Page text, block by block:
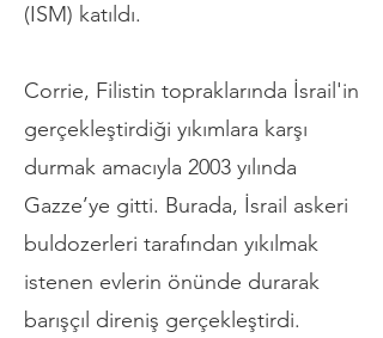
(ISM) katıldı.
Corrie, Filistin topraklarında İsrail'in
gerçekleştirdiği yıkımlara karşı
durmak amacıyla 2003 yılında
Gazze’ye gitti. Burada, İsrail askeri
buldozerleri tarafından yıkılmak
istenen evlerin önünde durarak
barışçıl direniş gerçekleştirdi.